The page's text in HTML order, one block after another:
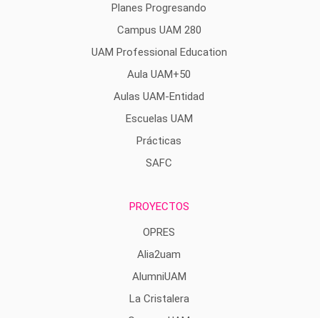
Planes Progresando
Campus UAM 280
UAM Professional Education
Aula UAM+50
Aulas UAM-Entidad
Escuelas UAM
Prácticas
SAFC
PROYECTOS
OPRES
Alia2uam
AlumniUAM
La Cristalera